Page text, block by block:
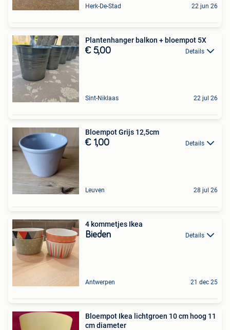
Herk-De-Stad 22 jun 26
Plantenhanger balkon + bloempot 5X
€ 5,00 Details
Sint-Niklaas 22 jul 26
Bloempot Grijs 12,5cm
€ 1,00 Details
Leuven 28 jul 26
4 kommetjes Ikea
Bieden Details
Antwerpen 21 dec 25
Bloempot Ikea lichtgroen 10 cm hoog 11
cm diameter